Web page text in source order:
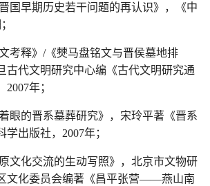
国早期历史若干问题的再认识》，《中
考释》/《僰马盘铭文与晋侯墓地排
古代文明研究中心编《古代文明研究通
年；
眼的晋系墓葬研究》，宋玲平著《晋系
出版社，2007年；
文化交流的生动写照》，北京市文物研
文化委员会编著《昌平张营——燕山南